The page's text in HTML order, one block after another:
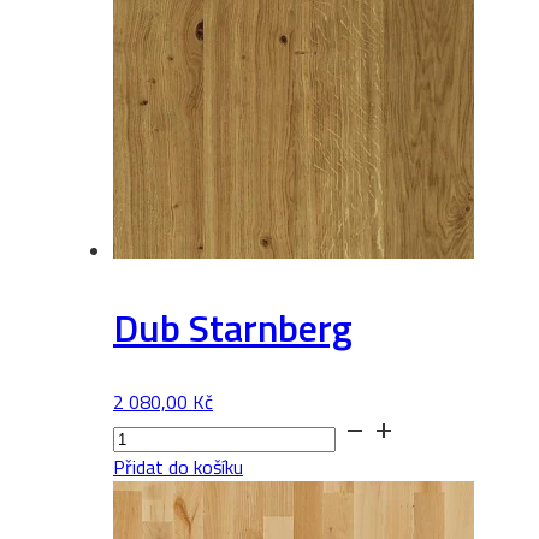
Dub Starnberg
2 080,00 Kč
Dub
Starnberg
množství
Přidat do košíku